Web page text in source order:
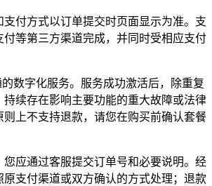
支付方式以订单提交时页面显示为准。支
付等第三方渠道完成，并同时受相应支付
数字化服务。服务成功激活后，除重复
持续存在影响主要功能的重大故障或法律
则上不支持退款，请您在购买前确认套餐
您应通过客服提交订单号和必要说明。经
原支付渠道或双方确认的方式处理；退款